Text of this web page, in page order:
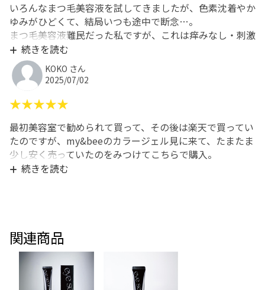
「もう年齢的にまつ毛は仕方ない…」とあきらめかけてい
たけど、まだまだ育てられるんだ!と実感できたアイテム
です
いろんなまつ毛美容液を試してきましたが、色素沈着やか
ゆみがひどくて、結局いつも途中で断念…。
まつ毛美容液難民だった私ですが、これは痒みなし・刺激
なしで本当に安心して使えています。
最初は正直あまり変化を感じなかったのですが、使い続け
るうちに『あれ?まつ毛が伸びてる…?増えてるかも?』と
しっかり実感できるようになりました!
続きを読む
KOKO さん
2025/07/02
★★★★★
最初美容室で勧められて買って、その後は楽天で買ってい
たのですが、my&beeのカラージェル見に来て、たまたま
少し安く売っていたのをみつけてこちらで購入。
安定の使用感
続きを読む
関連商品